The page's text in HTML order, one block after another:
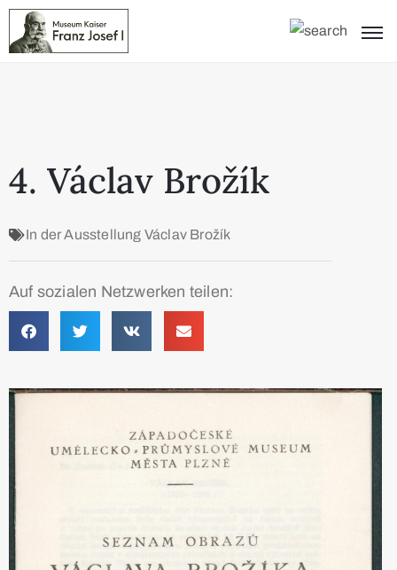
4. Václav Brožík
In der Ausstellung Václav Brožík
Auf sozialen Netzwerken teilen: